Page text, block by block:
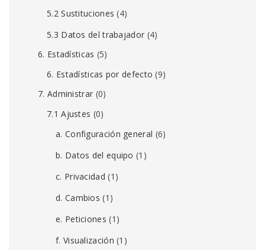
5.2 Sustituciones (4)
5.3 Datos del trabajador (4)
6. Estadísticas (5)
6. Estadísticas por defecto (9)
7. Administrar (0)
7.1 Ajustes (0)
a. Configuración general (6)
b. Datos del equipo (1)
c. Privacidad (1)
d. Cambios (1)
e. Peticiones (1)
f. Visualización (1)